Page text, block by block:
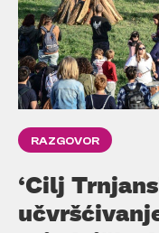
RAZGOVOR
‘Cilj